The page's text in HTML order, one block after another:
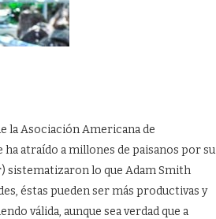
la Asociación Americana de
ha atraído a millones de paisanos por su
sistematizaron lo que Adam Smith
éstas pueden ser más productivas y
válida, aunque sea verdad que a